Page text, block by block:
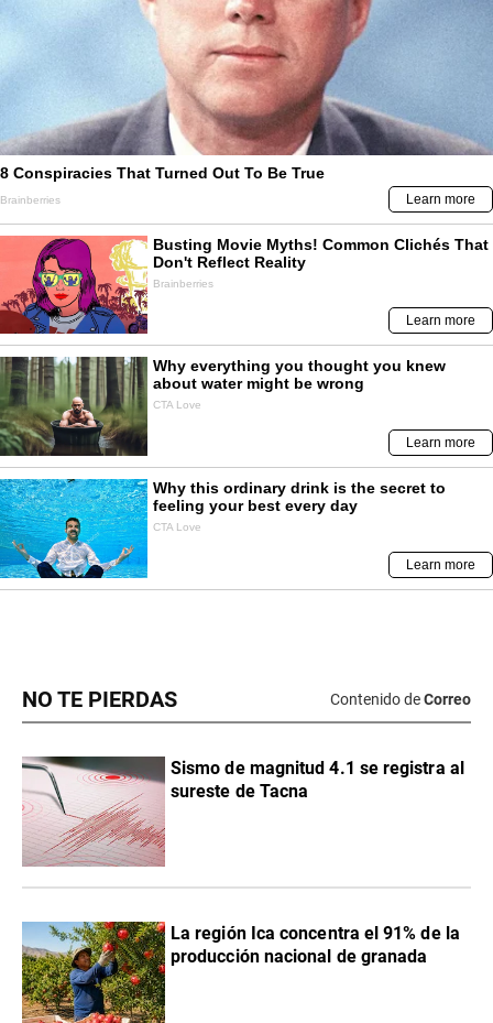
NO TE PIERDAS Contenido deCorreo
Sismo de magnitud 4.1 se registra al
sureste de Tacna
La región Ica concentra el 91% de la
producción nacional de granada